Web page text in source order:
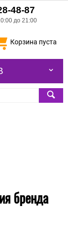
48-87
до 21:00
Корзина пуста
бренда